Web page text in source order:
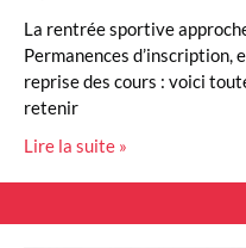
La rentrée sportive
Permanences d’inscription,
reprise des cours : voici
retenir
Lire la suite »